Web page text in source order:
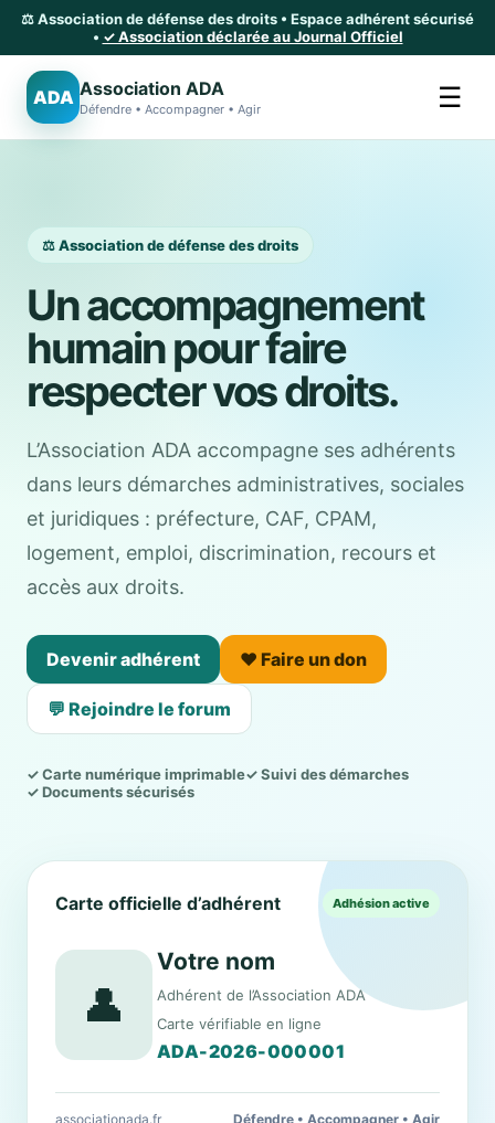
⚖️ Association de défense des droits • Espace adhérent sécurisé
• ✓ Association déclarée au Journal Officiel
ADA Association ADA
Défendre • Accompagner • Agir ☰
⚖️ Association de défense des droits
Un accompagnement
humain pour faire
respecter vos droits.
L’Association ADA accompagne ses adhérents
dans leurs démarches administratives, sociales
et juridiques : préfecture, CAF, CPAM,
logement, emploi, discrimination, recours et
accès aux droits.
Devenir adhérent ❤️ Faire un don
💬 Rejoindre le forum
✓ Carte numérique imprimable✓ Suivi des démarches
✓ Documents sécurisés
Carte officielle d’adhérent Adhésion active
👤
Votre nom
Adhérent de l’Association ADA
Carte vérifiable en ligne
ADA-2026-000001
associationada.fr Défendre • Accompagner • Agir